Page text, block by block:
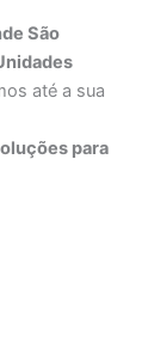
São
até a sua
para